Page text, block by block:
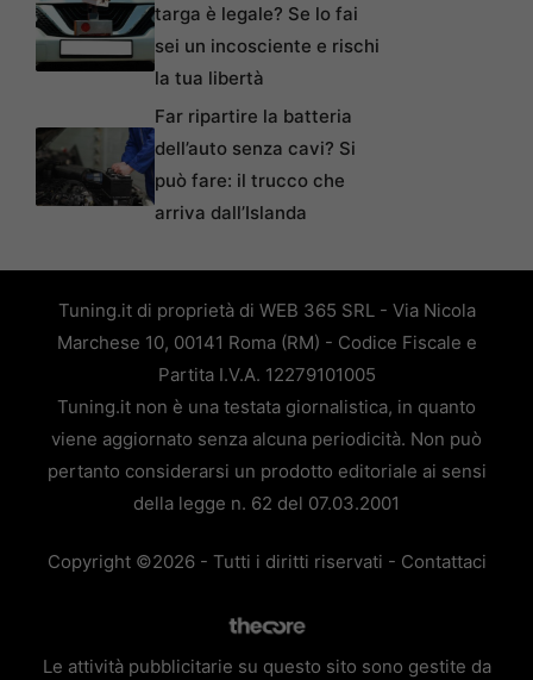
targa è legale? Se lo fai
sei un incosciente e rischi
la tua libertà
Far ripartire la batteria
dell’auto senza cavi? Si
può fare: il trucco che
arriva dall’Islanda
Tuning.it di proprietà di WEB 365 SRL - Via Nicola
Marchese 10, 00141 Roma (RM) - Codice Fiscale e
Partita I.V.A. 12279101005
Tuning.it non è una testata giornalistica, in quanto
viene aggiornato senza alcuna periodicità. Non può
pertanto considerarsi un prodotto editoriale ai sensi
della legge n. 62 del 07.03.2001
Copyright ©2026 - Tutti i diritti riservati - Contattaci
Le attività pubblicitarie su questo sito sono gestite da